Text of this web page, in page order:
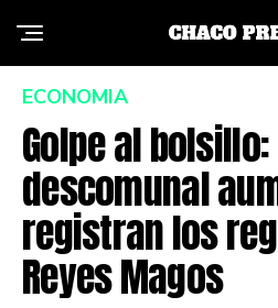
ECONOMIA
Golpe al
descomunal
registran los
Reyes Magos